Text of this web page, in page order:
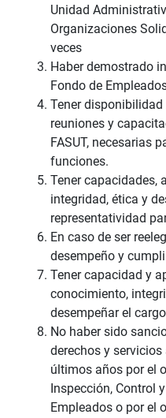
Unidad
Organizaciones
veces
Haber demostrado
Fondo de
Tener
reuniones y
FASUT, necesarias
funciones.
Tener capacidades,
integridad, ética y
representatividad
En caso de ser
desempeño y
Tener capacidad y
conocimiento,
desempeñar el
No haber sido
derechos y
últimos años por el
Inspección, Control
Empleados o por el